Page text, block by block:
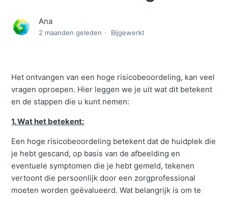
Ana
2 maanden geleden Bijgewerkt
Het ontvangen van een hoge risicobeoordeling, kan veel
vragen oproepen. Hier leggen we je uit wat dit betekent
en de stappen die u kunt nemen:
1. Wat het betekent:
Een hoge risicobeoordeling betekent dat de huidplek die
je hebt gescand, op basis van de afbeelding en
eventuele symptomen die je hebt gemeld, tekenen
vertoont die persoonlijk door een zorgprofessional
moeten worden geëvalueerd. Wat belangrijk is om te